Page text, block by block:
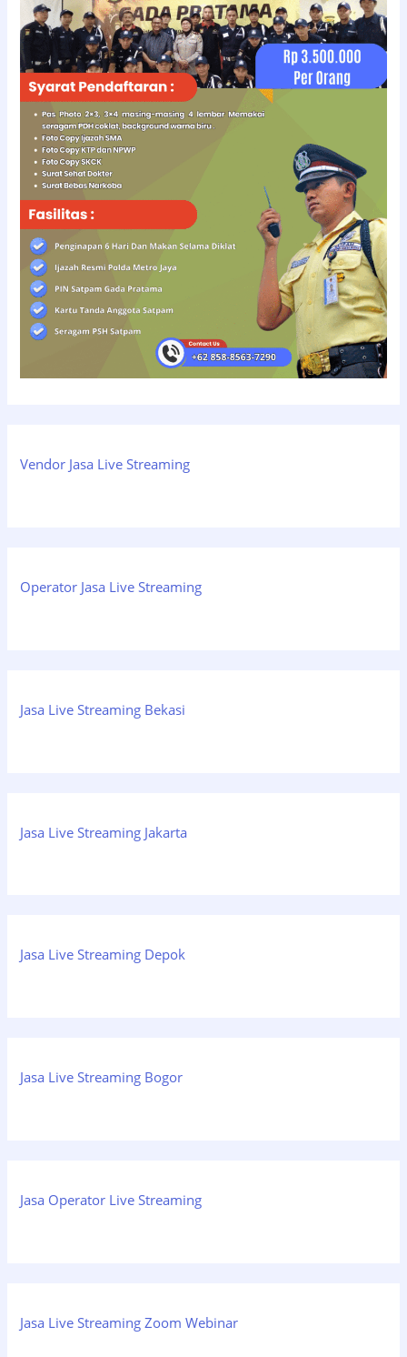
Vendor Jasa Live Streaming
Operator Jasa Live Streaming
Jasa Live Streaming Bekasi
Jasa Live Streaming Jakarta
Jasa Live Streaming Depok
Jasa Live Streaming Bogor
Jasa Operator Live Streaming
Jasa Live Streaming Zoom Webinar